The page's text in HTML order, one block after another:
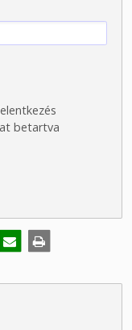
betartva